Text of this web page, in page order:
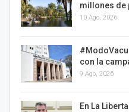
millones de
10 Ago, 2026
con la
9 Ago, 2026
En La